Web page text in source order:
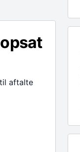
aftalte